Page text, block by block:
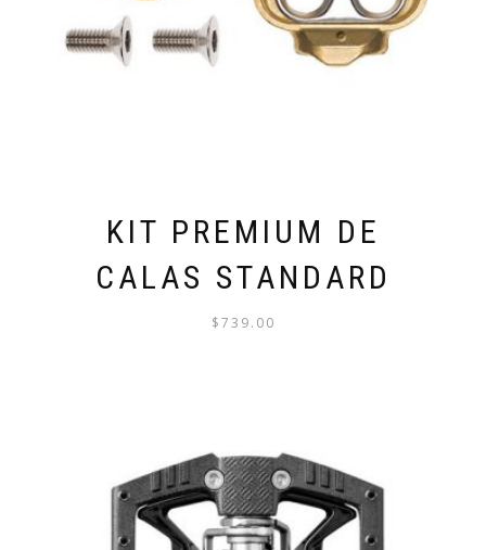
KIT PREMIUM DE
CALAS STANDARD
$739.00